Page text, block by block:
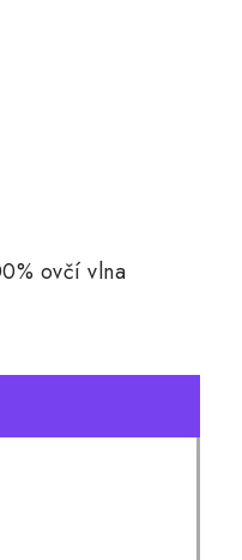
ovčí vlna